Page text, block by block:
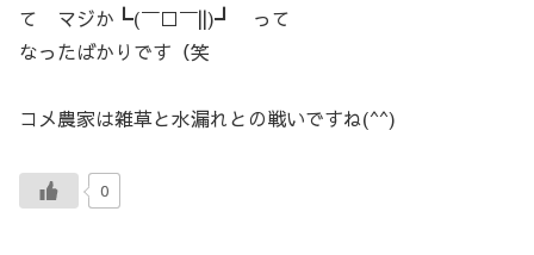
て マジか┗(￣□￣||)┛ って
なったばかりです（笑
コメ農家は雑草と水漏れとの戦いですね(^^)
0